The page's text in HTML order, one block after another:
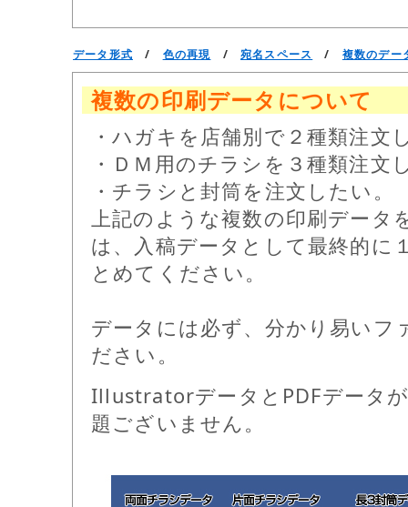
データ形式 / 色の再現 /宛名スペース / 複数のデー
複数の印刷データについて
・ハガキを店舗別で２種類注文
・ＤＭ用のチラシを３種類注文
・チラシと封筒を注文したい。
上記のような複数の印刷データ
は、入稿データとして最終的に
とめてください。
データには必ず、分かり易いフ
ださい。
IllustratorデータとPDFデータ
題ございません。